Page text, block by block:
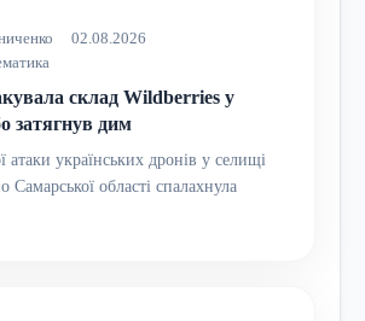
02.08.2026
склад Wildberries у
затягнув дим
атаки українських дронів у селищі
Самарської області спалахнула